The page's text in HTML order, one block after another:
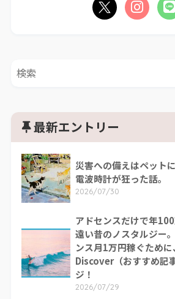
最新エントリー
災害への備えはペット
電波時計が狂った話。
2026/07/30
アドセンスだけで年
遠い昔のノスタルジー
ンス月1万円稼ぐため
Discover（おすすめ記
ジ！
2026/07/29